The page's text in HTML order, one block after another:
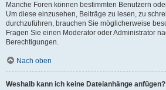
Manche Foren können bestimmten Benutzern
Um diese einzusehen, Beiträge zu lesen, zu
durchzuführen, brauchen Sie möglicherweise
Fragen Sie einen Moderator oder Administrator
Berechtigungen.
Nach oben
Weshalb kann ich keine Dateianhänge anfügen?